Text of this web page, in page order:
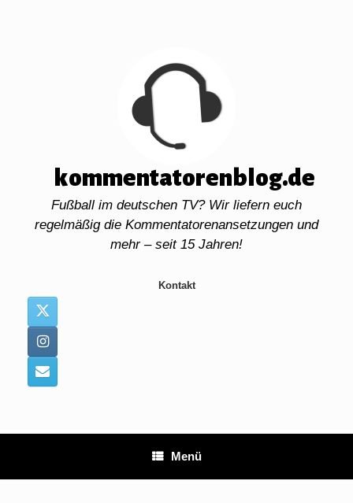
kommentatorenblog.de
Fußball im deutschen TV? Wir liefern euch
regelmäßig die Kommentatorenansetzungen und
mehr – seit 15 Jahren!
Kontakt
Menü